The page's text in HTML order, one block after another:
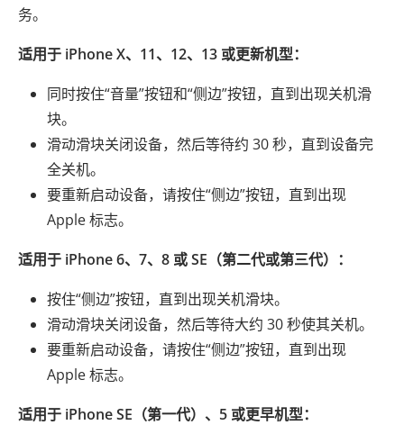
务。
适用于 iPhone X、11、12、13 或更新机型：
同时按住“音量”按钮和“侧边”按钮，直到出现关机滑
块。
滑动滑块关闭设备，然后等待约 30 秒，直到设备完
全关机。
要重新启动设备，请按住“侧边”按钮，直到出现
Apple 标志。
适用于 iPhone 6、7、8 或 SE（第二代或第三代）：
按住“侧边”按钮，直到出现关机滑块。
滑动滑块关闭设备，然后等待大约 30 秒使其关机。
要重新启动设备，请按住“侧边”按钮，直到出现
Apple 标志。
适用于 iPhone SE（第一代）、5 或更早机型：